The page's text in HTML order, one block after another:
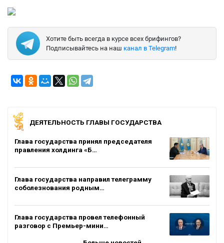
Хотите быть всегда в курсе всех брифингов?
Подписывайтесь на наш канал в Telegram!
ДЕЯТЕЛЬНОСТЬ ГЛАВЫ ГОСУДАРСТВА
Глава государства принял председателя
правления холдинга «Б…
Глава государства направил телеграмму
соболезнования родным…
Глава государства провел телефонный
разговор с Премьер-мини…